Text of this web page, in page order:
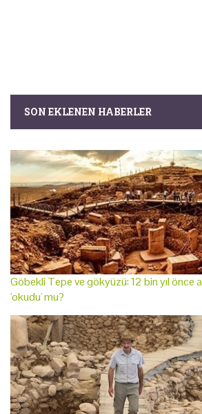
SON EKLENEN HABERLER
Göbekli Tepe ve gökyüzü: 12 bin yıl önce
'okudu' mu?